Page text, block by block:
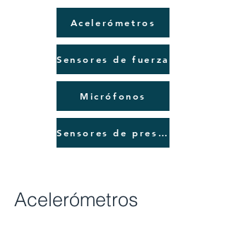
Acelerómetros
Sensores de fuerza
Micrófonos
Sensores de presión
Acelerómetros